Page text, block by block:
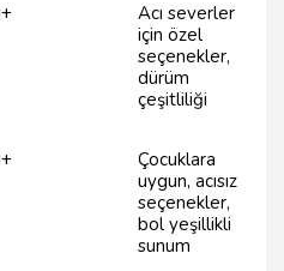
Acı severler
için özel
seçenekler,
dürüm
çeşitliliği
Çocuklara
uygun, acısız
seçenekler,
bol yeşillikli
sunum